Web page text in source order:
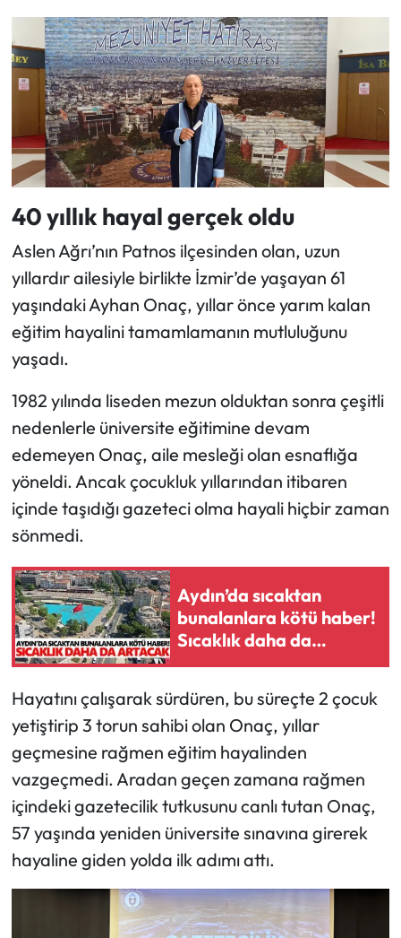
40 yıllık hayal gerçek oldu
Aslen Ağrı’nın Patnos ilçesinden olan, uzun
yıllardır ailesiyle birlikte İzmir’de yaşayan 61
yaşındaki Ayhan Onaç, yıllar önce yarım kalan
eğitim hayalini tamamlamanın mutluluğunu
yaşadı.
1982 yılında liseden mezun olduktan sonra çeşitli
nedenlerle üniversite eğitimine devam
edemeyen Onaç, aile mesleği olan esnaflığa
yöneldi. Ancak çocukluk yıllarından itibaren
içinde taşıdığı gazeteci olma hayali hiçbir zaman
sönmedi.
Aydın’da sıcaktan
bunalanlara kötü haber!
Sıcaklık daha da
artacak
Hayatını çalışarak sürdüren, bu süreçte 2 çocuk
yetiştirip 3 torun sahibi olan Onaç, yıllar
geçmesine rağmen eğitim hayalinden
vazgeçmedi. Aradan geçen zamana rağmen
içindeki gazetecilik tutkusunu canlı tutan Onaç,
57 yaşında yeniden üniversite sınavına girerek
hayaline giden yolda ilk adımı attı.